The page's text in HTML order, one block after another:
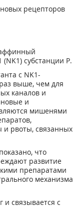
рецепторов
субстанции Р.
с NK1-
выше, чем для
каналов и
и
мишенями
рвоты, связанных
что
развитие
препаратами
механизма
и связывается с